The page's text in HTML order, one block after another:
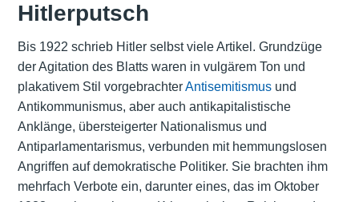
Hitlerputsch
Bis 1922 schrieb Hitler selbst viele Artikel. Grundzüge
der Agitation des Blatts waren in vulgärem Ton und
plakativem Stil vorgebrachterAntisemitismusund
Antikommunismus, aber auch antikapitalistische
Anklänge, übersteigerter Nationalismus und
Antiparlamentarismus, verbunden mit hemmungslosen
Angriffen auf demokratische Politiker. Sie brachten ihm
mehrfach Verbote ein, darunter eines, das im Oktober